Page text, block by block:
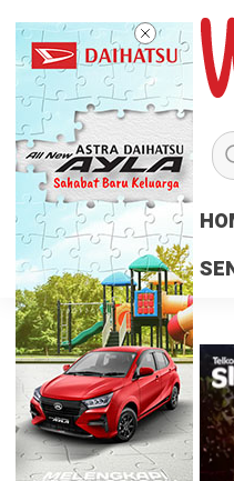
274 Perwira Poltekpel Banten